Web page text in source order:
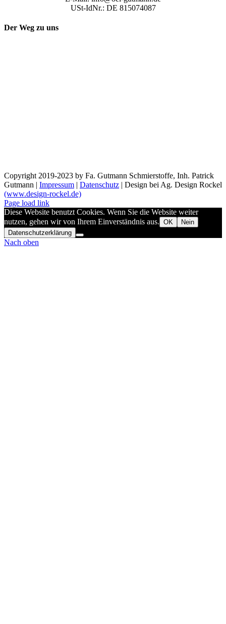
USt-IdNr.: DE 815074087
Der Weg zu uns
Copyright 2019-2023 by Fa. Gutmann Schmierstoffe, Inh. Patrick
Gutmann | Impressum Datenschutz | Design bei Ag. Design Rockel
(www.design-rockel.de)
Page load link
Diese Website benutzt Cookies. Wenn Sie die Website weiter
nutzen, gehen wir von Ihrem Einverständnis aus. OK
Nein
Datenschutzerklärung
Nach oben